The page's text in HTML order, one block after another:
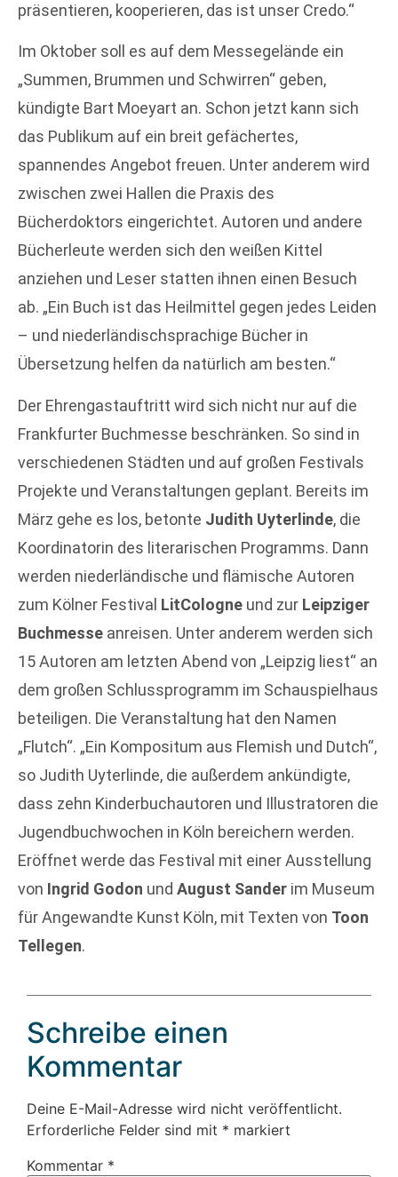
präsentieren, kooperieren, das ist unser Credo.“
Im Oktober soll es auf dem Messegelände ein
„Summen, Brummen und Schwirren“ geben,
kündigte Bart Moeyart an. Schon jetzt kann sich
das Publikum auf ein breit gefächertes,
spannendes Angebot freuen. Unter anderem wird
zwischen zwei Hallen die Praxis des
Bücherdoktors eingerichtet. Autoren und andere
Bücherleute werden sich den weißen Kittel
anziehen und Leser statten ihnen einen Besuch
ab. „Ein Buch ist das Heilmittel gegen jedes Leiden
– und niederländischsprachige Bücher in
Übersetzung helfen da natürlich am besten.“
Der Ehrengastauftritt wird sich nicht nur auf die
Frankfurter Buchmesse beschränken. So sind in
verschiedenen Städten und auf großen Festivals
Projekte und Veranstaltungen geplant. Bereits im
März gehe es los, betonte Judith Uyterlinde, die
Koordinatorin des literarischen Programms. Dann
werden niederländische und flämische Autoren
zum Kölner Festival LitCologne und zur Leipziger
Buchmesse anreisen. Unter anderem werden sich
15 Autoren am letzten Abend von „Leipzig liest“ an
dem großen Schlussprogramm im Schauspielhaus
beteiligen. Die Veranstaltung hat den Namen
„Flutch“. „Ein Kompositum aus Flemish und Dutch“,
so Judith Uyterlinde, die außerdem ankündigte,
dass zehn Kinderbuchautoren und Illustratoren die
Jugendbuchwochen in Köln bereichern werden.
Eröffnet werde das Festival mit einer Ausstellung
von Ingrid Godon und August Sander im Museum
für Angewandte Kunst Köln, mit Texten von Toon
Tellegen.
Schreibe einen
Kommentar
Deine E-Mail-Adresse wird nicht veröffentlicht.
Erforderliche Felder sind mit * markiert
Kommentar *